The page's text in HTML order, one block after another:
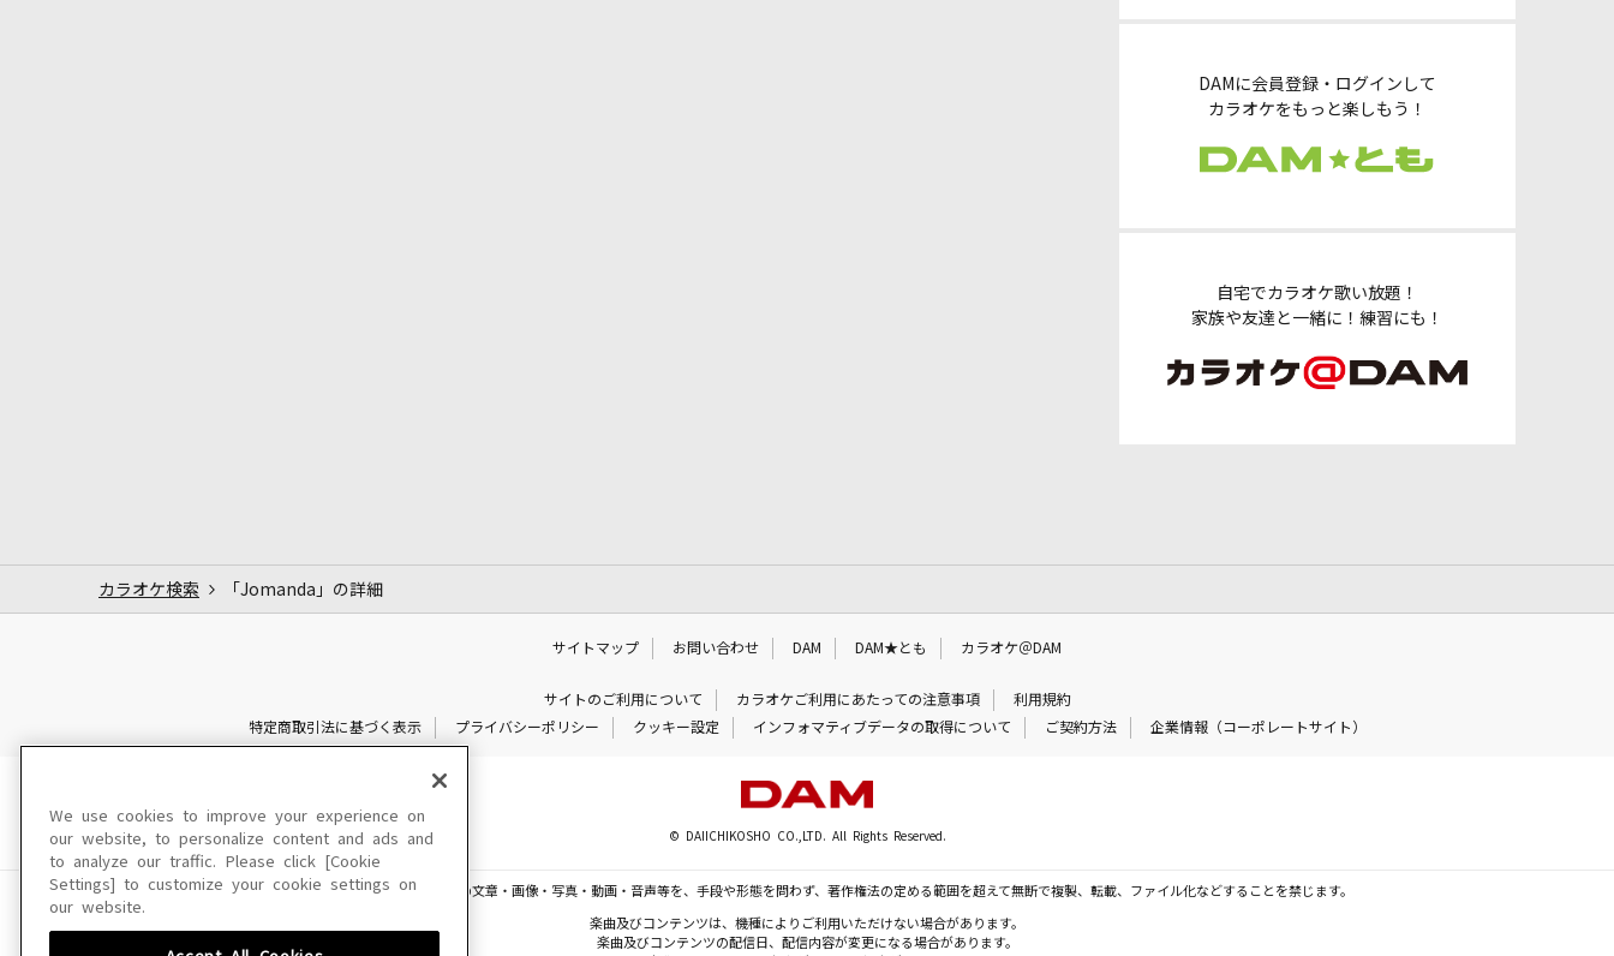
DAMに会員登録・ログインして
カラオケをもっと楽しもう！
自宅でカラオケ歌い放題！
家族や友達と一緒に！練習にも！
カラオケ検索 「Jomanda」の詳細
サイトマップ お問い合わせ DAM DAM★とも カラオケ＠DAM
サイトのご利用について カラオケご利用にあたっての注意事項
利用規約
特定商取引法に基づく表示
プライバシーポリシー クッキー設定 インフォマティブデータの取得について ご契約方法 企業情報（コーポレートサイト）
© DAIICHIKOSHO CO.,LTD. All Rights Reserved.
このサイトに掲載されている一切の文章・画像・写真・動画・音声等を、手段や形態を問わず、著作権法の定める範囲を超えて無断で複製、転載、ファイル化などすることを禁じます。
楽曲及びコンテンツは、機種によりご利用いただけない場合があります。
楽曲及びコンテンツの配信日、配信内容が変更になる場合があります。
We use cookies to improve your experience on
our website, to personalize content and ads and
to analyze our traffic. Please click [Cookie
Settings] to customize your cookie settings on
our website.